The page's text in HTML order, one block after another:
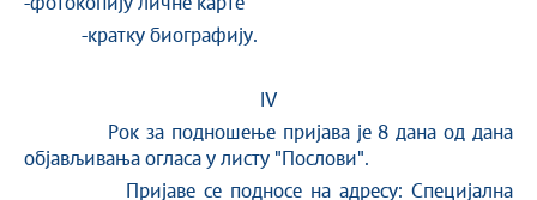
-фотокопију личне карте
-кратку биографију.
IV
Рок за подношење пријава је 8 дана од дана
објављивања огласа у листу "Послови".
Пријаве се подносе на адресу: Специјална